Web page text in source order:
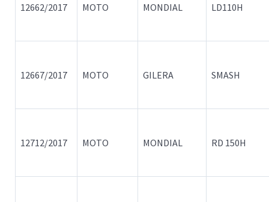
12662/2017 MOTO MONDIAL LD110H
12667/2017 MOTO GILERA SMASH
12712/2017 MOTO MONDIAL RD 150H